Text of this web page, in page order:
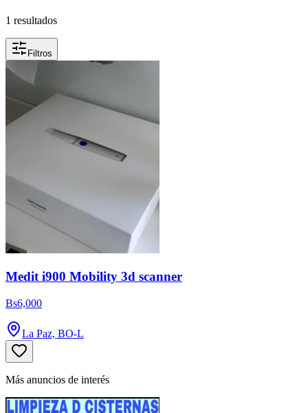
1 resultados
Filtros
Medit i900 Mobility 3d scanner
Bs6,000
La Paz, BO-L
Más anuncios de interés